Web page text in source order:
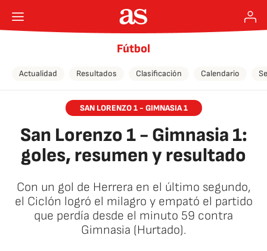
Fútbol
Actualidad Resultados Clasificación Calendario
SAN LORENZO 1 - GIMNASIA 1
San Lorenzo 1 - Gimnasia 1:
goles, resumen y resultado
Con un gol de Herrera en el último segundo,
el Ciclón logró el milagro y empató el partido
que perdía desde el minuto 59 contra
Gimnasia (Hurtado).